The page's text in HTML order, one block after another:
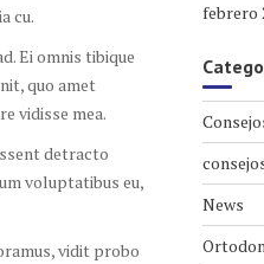
cu.
Ei omnis tibique
quo amet
vidisse mea.
detracto
voluptatibus eu,
vidit probo
febrero
News